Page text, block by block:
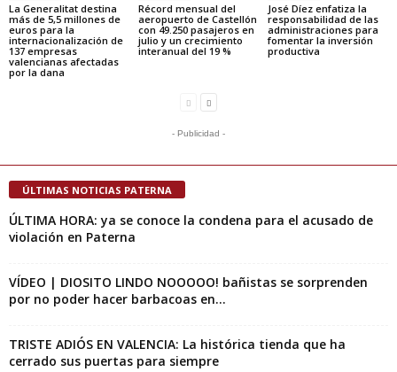
La Generalitat destina
más de 5,5 millones de
euros para la
internacionalización de
137 empresas
valencianas afectadas
por la dana
Récord mensual del
aeropuerto de Castellón
con 49.250 pasajeros en
julio y un crecimiento
interanual del 19 %
José Díez enfatiza la
responsabilidad de las
administraciones para
fomentar la inversión
productiva
- Publicidad -
ÚLTIMAS NOTICIAS PATERNA
ÚLTIMA HORA: ya se conoce la condena para el acusado de
violación en Paterna
VÍDEO | DIOSITO LINDO NOOOOO! bañistas se sorprenden
por no poder hacer barbacoas en...
TRISTE ADIÓS EN VALENCIA: La histórica tienda que ha
cerrado sus puertas para siempre